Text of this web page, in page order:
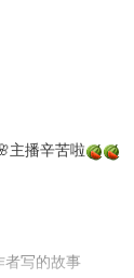
主播辛苦啦
者写的故事